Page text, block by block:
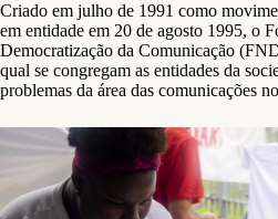
Criado em julho de 1991 como
em entidade em 20 de agosto 1995, o
Democratização da Comunicação
qual se congregam as entidades da
problemas da área das comunicações